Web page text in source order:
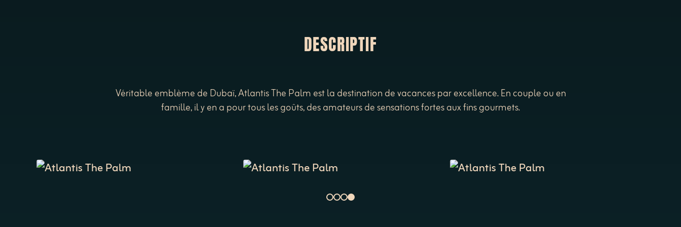
DESCRIPTIF
Véritable emblème de Dubaï, Atlantis The Palm est la destination de vacances par excellence. En couple ou en
famille, il y en a pour tous les goûts, des amateurs de sensations fortes aux fins gourmets.